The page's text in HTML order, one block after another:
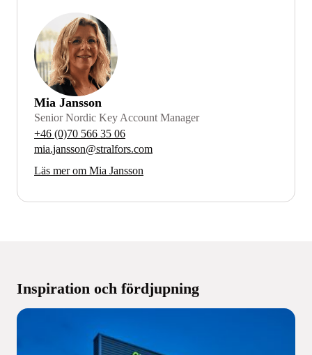
Mia Jansson
Senior Nordic Key Account Manager
+46 (0)70 566 35 06
mia.jansson@stralfors.com
Läs mer om Mia Jansson
Inspiration och fördjupning